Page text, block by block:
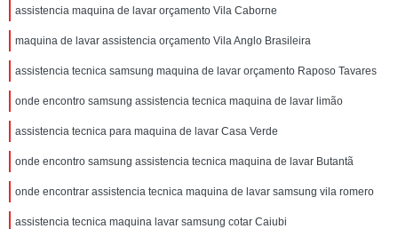
assistencia maquina de lavar orçamento Vila Caborne
maquina de lavar assistencia orçamento Vila Anglo Brasileira
assistencia tecnica samsung maquina de lavar orçamento Raposo Tavares
onde encontro samsung assistencia tecnica maquina de lavar limão
assistencia tecnica para maquina de lavar Casa Verde
onde encontro samsung assistencia tecnica maquina de lavar Butantã
onde encontrar assistencia tecnica maquina de lavar samsung vila romero
assistencia tecnica maquina lavar samsung cotar Caiubi